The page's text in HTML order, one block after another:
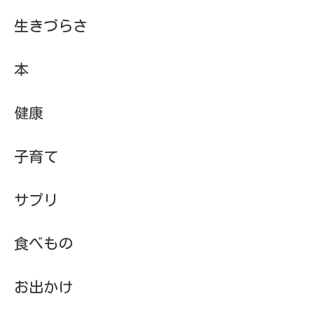
生きづらさ
本
健康
子育て
サプリ
食べもの
お出かけ